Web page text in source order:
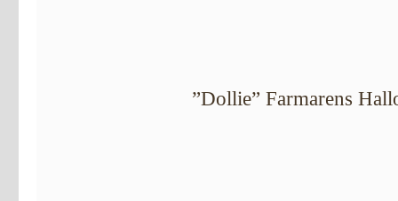
”Dollie” Farmarens